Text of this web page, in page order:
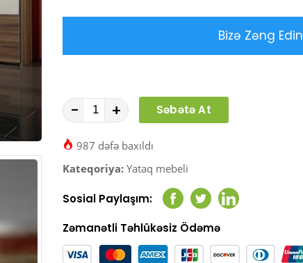
Bizə Zəng Edin
- + Səbətə At
987 dəfə baxıldı
Kateqoriya: Yataq mebeli
Sosial Paylaşım: Facebook
TwitterLinkedin
Zəmanətli Təhlükəsiz Ödəmə